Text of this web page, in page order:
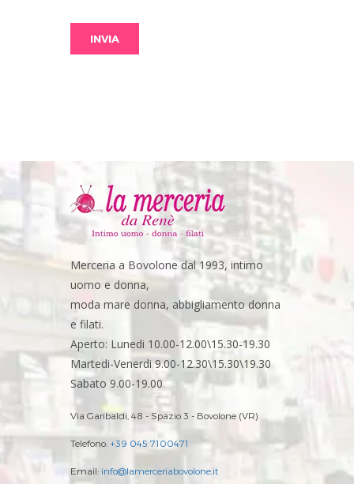
Merceria a Bovolone dal 1993, intimo
uomo e donna,
moda mare donna, abbigliamento donna
e filati.
Aperto: Lunedi 10.00-12.00\15.30-19.30
Martedi-Venerdi 9.00-12.30\15.30\19.30
Sabato 9.00-19.00
Via Garibaldi, 48 - Spazio 3 - Bovolone (VR)
Telefono: +39 045 7100471
Email: info@lamerceriabovolone.it